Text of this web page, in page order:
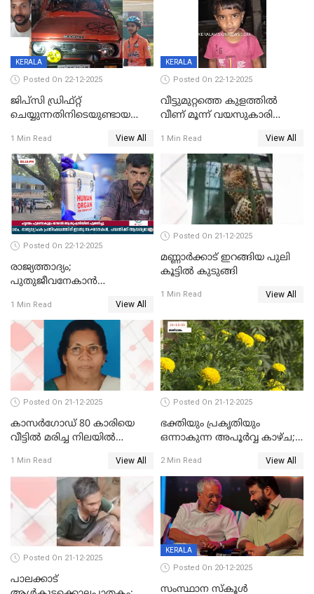
KERALA
Posted On 22-12-2025
ജിപ്സി ഡ്രിഫ്റ്റ്
ചെയ്യുന്നതിനിടെയുണ്ടായ
ദാരുണാന്ത്യം; ജീപ്സി
ഓടിച്ചയാൾ അറസ്റ്റിൽ.
1 Min Read View All
KERALA
Posted On 22-12-2025
വീട്ടുമുറ്റത്തെ കുളത്തിൽ
വീണ് മൂന്ന് വയസുകാരി
1 Min Read View All
Posted On 22-12-2025
രാജ്യത്താദ്യം;
പുതുജീവനേകാൻ
എറണാകുളം സർക്കാർ
ജനറൽ
ആശുപത്രിയിലെത്തിച്ചു
1 Min Read View All
Posted On 21-12-2025
മണ്ണാർക്കാട് ഇറങ്ങിയ പുലി
കൂട്ടിൽ കുടുങ്ങി
1 Min Read View All
Posted On 21-12-2025
കാസർഗോഡ് 80 കാരിയെ
വീട്ടിൽ മരിച്ച നിലയിൽ
1 Min Read View All
Posted On 21-12-2025
ഭക്തിയും പ്രകൃതിയും
ഒന്നാകുന്ന അപൂര്‍വ്വ കാഴ്ച;
കാഴ്ചാനുഭവമൊരുക്കി
ശബരീ നന്ദനം
2 Min Read View All
Posted On 21-12-2025
പാലക്കാട്‌
KERALA
Posted On 20-12-2025
സംസ്ഥാന സ്കൂൾ